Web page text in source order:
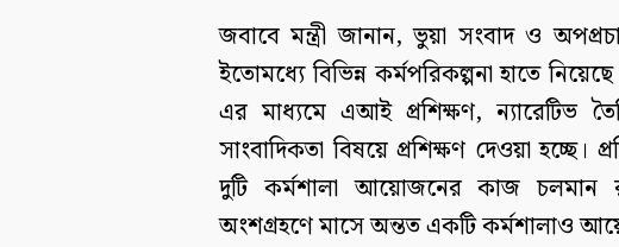
জবাবে মন্ত্রী জানান, ভুয়া সংবাদ ও
ইতোমধ্যে বিভিন্ন কর্মপরিকল্পনা হাতে
এর মাধ্যমে এআই প্রশিক্ষণ, ন্যারেটিভ
সাংবাদিকতা বিষয়ে প্রশিক্ষণ দেওয়া হচ্ছে।
দুটি কর্মশালা আয়োজনের কাজ চলমান
অংশগ্রহণে মাসে অন্তত একটি কর্মশালাও